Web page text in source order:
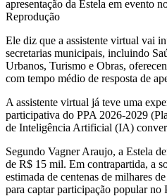
apresentação da Estela em evento
Reprodução
Ele diz que a assistente virtual vai
secretarias municipais, incluindo
Urbanos, Turismo e Obras,
com tempo médio de resposta de
A assistente virtual já teve uma
participativa do PPA 2026-2029
de Inteligência Artificial (IA)
Segundo Vagner Araujo, a Estela
de R$ 15 mil. Em contrapartida, a
estimada de centenas de milhares
para captar participação popular no